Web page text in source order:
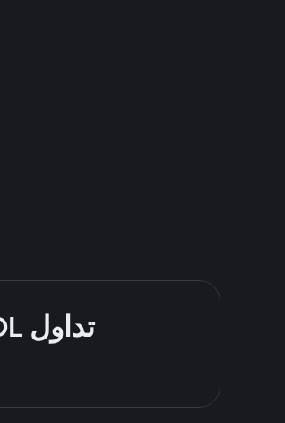
تداول SOL بسهولة - قُم بالشراء والبيع باستخدام طرقك المُفضّلة للدفع